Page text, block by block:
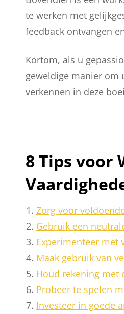
te werken met
feedback ontvangen
Kortom, als u
geweldige manier om
verkennen in deze
8 Tips voor
Zorg voor
Gebruik een
Experimenteer met
Maak gebruik van
Houd rekening met
Probeer te spelen
Investeer in goede